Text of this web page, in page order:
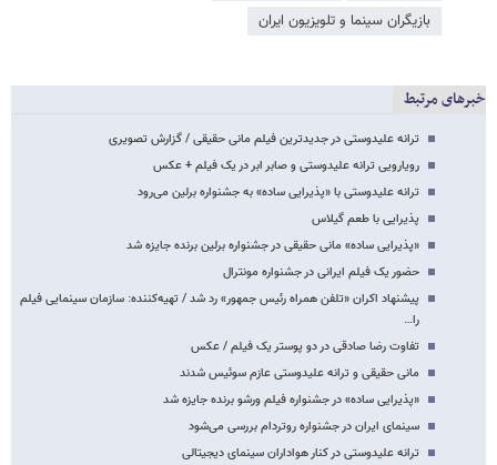
بازیگران سینما و تلویزیون ایران
خبرهای مرتبط
ترانه علیدوستی در جدیدترین فیلم مانی حقیقی / گزارش تصویری
رویارویی ترانه علیدوستی و صابر ابر در یک فیلم + عکس
ترانه علیدوستی با «پذیرایی ساده» به جشنواره برلین می‌رود
پذیرایی با طعم گیلاس
«پذیرایی ساده» مانی حقیقی در جشنواره برلین برنده جایزه شد
حضور یک فیلم ایرانی در جشنواره مونترال
پیشنهاد اکران «تلفن همراه رئیس جمهور» رد شد / تهیه‌کننده: سازمان سینمایی فیلم
را…
تفاوت رضا صادقی در دو پوستر یک فیلم / عکس
مانی حقیقی و ترانه علیدوستی عازم سوئیس شدند
«پذیرایی ساده» در جشنواره فیلم ورشو برنده جایزه شد
سینمای ایران در جشنواره روتردام بررسی می‌شود
ترانه علیدوستی در کنار هواداران سینمای دیجیتالی